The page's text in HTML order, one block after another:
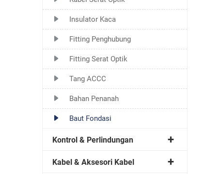
Insulator Kaca
Fitting Penghubung
Fitting Serat Optik
Tang ACCC
Bahan Penanah
Baut Fondasi
Kontrol & Perlindungan
Kabel & Aksesori Kabel